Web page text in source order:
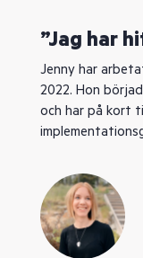
”Jag har
Jenny har
2022. Hon
och har på kort